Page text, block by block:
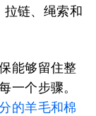
链、绳索和
能够留住整
一个步骤。
的羊毛和棉